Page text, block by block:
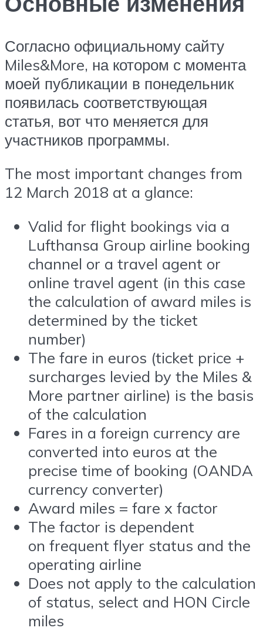
Согласно официальному сайту
Miles&More, на котором с момента
моей публикации в понедельник
появилась соответствующая
статья, вот что меняется для
участников программы.
The most important changes from
12 March 2018 at a glance:
Valid for flight bookings via a
Lufthansa Group airline booking
channel or a travel agent or
online travel agent (in this case
the calculation of award miles is
determined by the ticket
number)
The fare in euros (ticket price +
surcharges levied by the Miles &
More partner airline) is the basis
of the calculation
Fares in a foreign currency are
converted into euros at the
precise time of booking (OANDA
currency converter)
Award miles = fare x factor
The factor is dependent
on frequent flyer status and the
operating airline
Does not apply to the calculation
of status, select and HON Circle
miles